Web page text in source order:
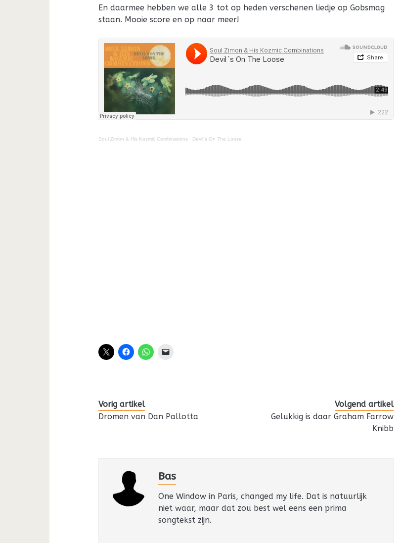
En daarmee hebben we alle 3 tot op heden verschenen liedje op Gobsmag
staan. Mooie score en op naar meer!
Soul Zimon & His Kozmic Combinations · Devil´s On The Loose
Vorig artikel
Dromen van Dan Pallotta
Volgend artikel
Gelukkig is daar Graham Farrow
Knibb
Bas
One Window in Paris, changed my life. Dat is natuurlijk
niet waar, maar dat zou best wel eens een prima
songtekst zijn.